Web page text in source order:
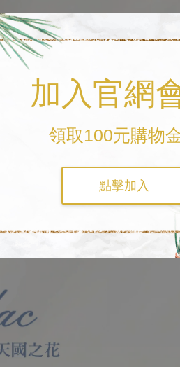
加入官網
領取100元購物金
點擊加入